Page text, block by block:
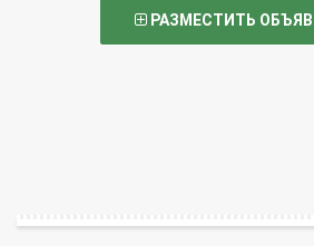
РАЗМЕСТИТЬ